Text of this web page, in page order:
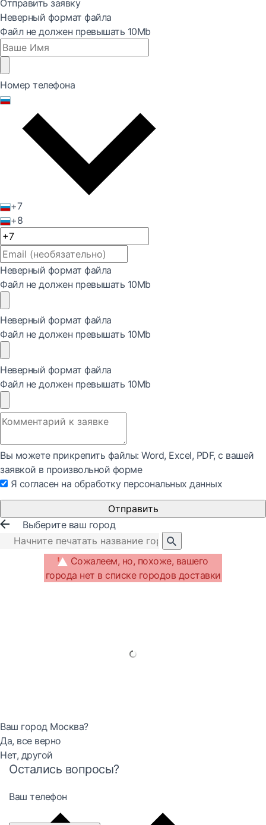
Отправить заявку
Неверный формат файла
Файл не должен превышать 10Mb
Номер телефона
+7
+8
Неверный формат файла
Файл не должен превышать 10Mb
Неверный формат файла
Файл не должен превышать 10Mb
Неверный формат файла
Файл не должен превышать 10Mb
Вы можете прикрепить файлы: Word, Exсel, PDF, с вашей
заявкой в произвольной форме
Я согласен на обработку персональных данных
Отправить
Выберите ваш город
Сожалеем, но, похоже, вашего
города нет в списке городов доставки
Ваш город Москва?
Да, все верно
Нет, другой
Остались вопросы?
Ваш телефон